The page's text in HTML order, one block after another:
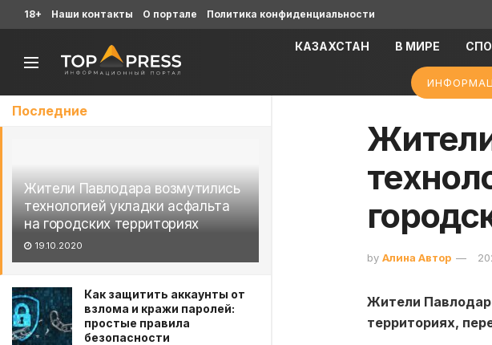
Последние
Жители Павлодара возмутились
технологией укладки асфальта
на городских территориях
19.10.2020
Как защитить аккаунты от
взлома и кражи паролей:
простые правила
безопасности
18+ Наши контакты О портале Политика конфиденциальности
КАЗАХСТАН В МИРЕ
by Алина Автор
Жители
территориях,